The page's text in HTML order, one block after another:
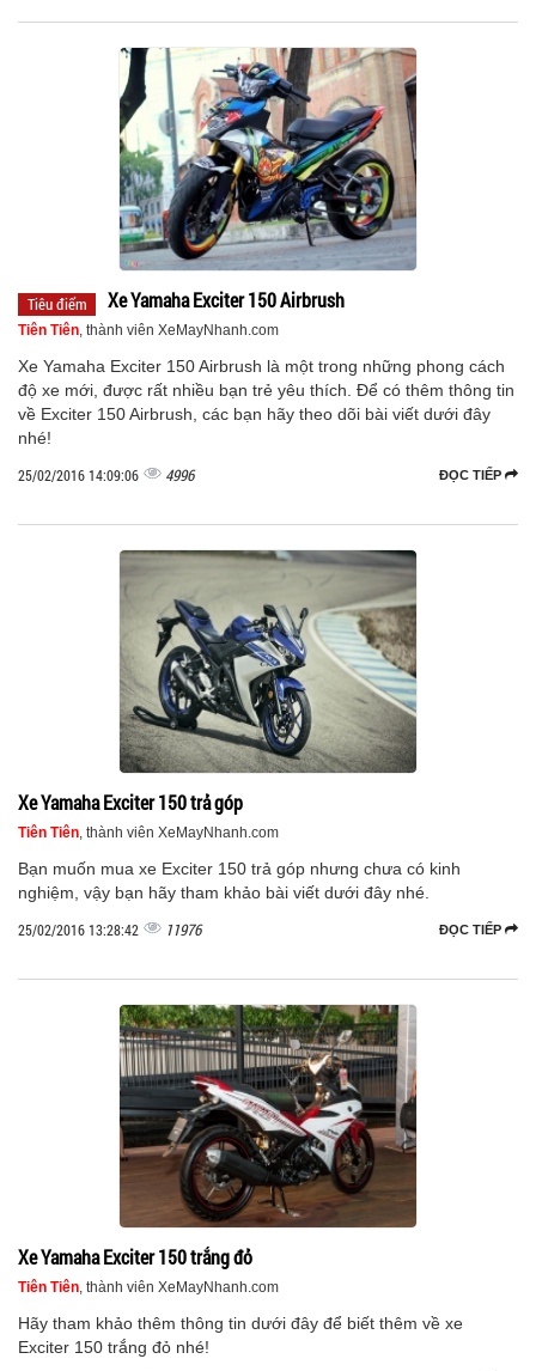
Tiêu điểm Xe Yamaha Exciter 150 Airbrush
Tiên Tiên, thành viên XeMayNhanh.com
Xe Yamaha Exciter 150 Airbrush là một trong những phong cách
độ xe mới, được rất nhiều bạn trẻ yêu thích. Để có thêm thông tin
về Exciter 150 Airbrush, các bạn hãy theo dõi bài viết dưới đây
nhé!
ĐỌC TIẾP
25/02/2016 14:09:06 4996
Xe Yamaha Exciter 150 trả góp
Tiên Tiên, thành viên XeMayNhanh.com
Bạn muốn mua xe Exciter 150 trả góp nhưng chưa có kinh
nghiệm, vậy bạn hãy tham khảo bài viết dưới đây nhé.
ĐỌC TIẾP
25/02/2016 13:28:42 11976
Xe Yamaha Exciter 150 trắng đỏ
Tiên Tiên, thành viên XeMayNhanh.com
Hãy tham khảo thêm thông tin dưới đây để biết thêm về xe
Exciter 150 trắng đỏ nhé!